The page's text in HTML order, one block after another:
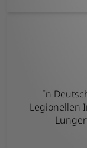
In
Legionellen